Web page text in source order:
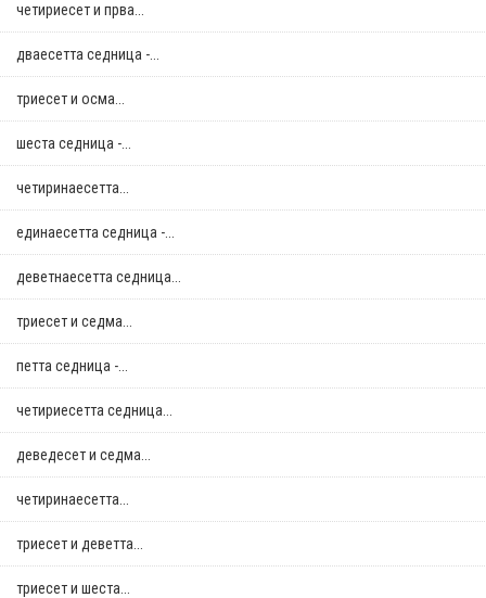
четириесет и прва...
дваесетта седница -...
триесет и осма...
шеста седница -...
четиринаесетта...
единаесетта седница -...
деветнаесетта седница...
триесет и седма...
петта седница -...
четириесетта седница...
деведесет и седма...
четиринаесетта...
триесет и деветта...
триесет и шеста...